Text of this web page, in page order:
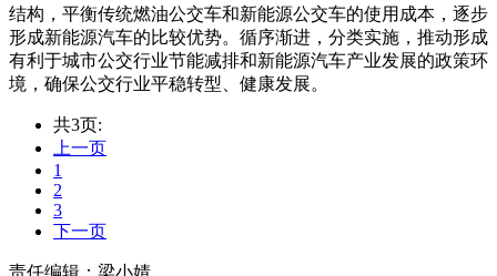
结构，平衡传统燃油公交车和新能源公交车的使用成本，逐步
形成新能源汽车的比较优势。循序渐进，分类实施，推动形成
有利于城市公交行业节能减排和新能源汽车产业发展的政策环
境，确保公交行业平稳转型、健康发展。
共3页:
上一页
1
2
3
下一页
责任编辑：梁小婧